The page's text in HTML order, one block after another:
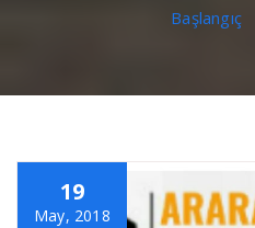
Başlangıç
19
May, 2018